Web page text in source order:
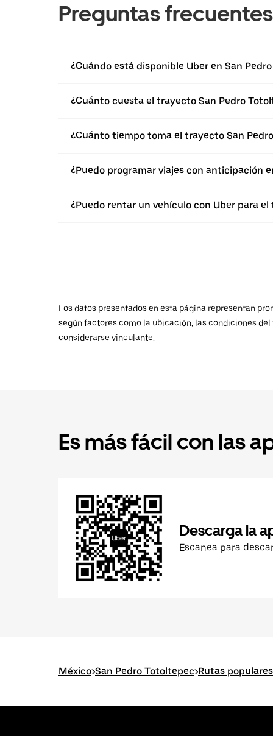
Preguntas frecuentes
¿Cuándo está disponible Uber en San
¿Cuánto cuesta el trayecto San Pedro
¿Cuánto tiempo toma el trayecto San
¿Puedo programar viajes con anticipación
¿Puedo rentar un vehículo con Uber para
Los datos presentados en esta página representan
según factores como la ubicación, las condiciones
considerarse vinculante.
Es más fácil con las
Descarga la
Escanea para
México>San Pedro Totoltepec>Rutas